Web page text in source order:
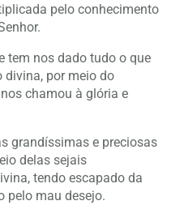
pelo conhecimento
tem nos dado tudo o que
divina, por meio do
chamou à glória e
grandíssimas e preciosas
delas sejais
tendo escapado da
pelo mau desejo.